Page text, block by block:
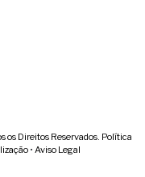
Direitos Reservados. Política
• Aviso Legal